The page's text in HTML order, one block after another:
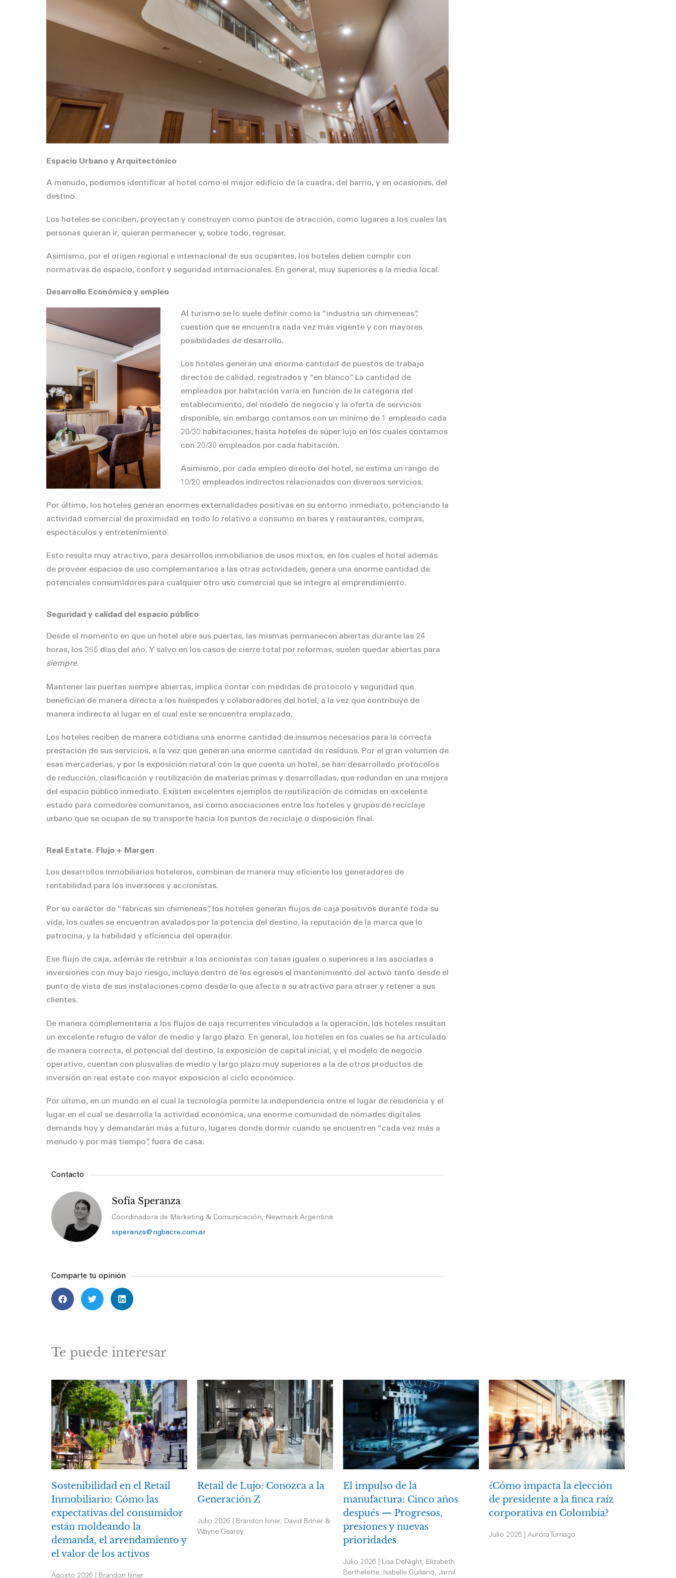
Espacio Urbano y Arquitectónico
A menudo, podemos identificar al hotel como el mejor edificio de la cuadra, del barrio, y en ocasiones, del
destino.
Los hoteles se conciben, proyectan y construyen como puntos de atracción, como lugares a los cuales las
personas quieran ir, quieran permanecer y, sobre todo, regresar.
Asimismo, por el origen regional e internacional de sus ocupantes, los hoteles deben cumplir con
normativas de espacio, confort y seguridad internacionales. En general, muy superiores a la media local.
Desarrollo Económico y empleo
Al turismo se lo suele definir como la “industria sin chimeneas”,
cuestión que se encuentra cada vez más vigente y con mayores
posibilidades de desarrollo.
Los hoteles generan una enorme cantidad de puestos de trabajo
directos de calidad, registrados y “en blanco”. La cantidad de
empleados por habitación varía en función de la categoría del
establecimiento, del modelo de negocio y la oferta de servicios
disponible, sin embargo contamos con un mínimo de 1 empleado cada
20/30 habitaciones, hasta hoteles de súper lujo en los cuales contamos
con 20/30 empleados por cada habitación.
Asimismo, por cada empleo directo del hotel, se estima un rango de
10/20 empleados indirectos relacionados con diversos servicios.
Por último, los hoteles generan enormes externalidades positivas en su entorno inmediato, potenciando la
actividad comercial de proximidad en todo lo relativo a consumo en bares y restaurantes, compras,
espectáculos y entretenimiento.
Esto resulta muy atractivo, para desarrollos inmobiliarios de usos mixtos, en los cuales el hotel además
de proveer espacios de uso complementarios a las otras actividades, genera una enorme cantidad de
potenciales consumidores para cualquier otro uso comercial que se integre al emprendimiento.
Seguridad y calidad del espacio público
Desde el momento en que un hotel abre sus puertas, las mismas permanecen abiertas durante las 24
horas, los 365 días del año. Y salvo en los casos de cierre total por reformas, suelen quedar abiertas para
siempre.
Mantener las puertas siempre abiertas, implica contar con medidas de protocolo y seguridad que
benefician de manera directa a los huéspedes y colaboradores del hotel, a la vez que contribuye de
manera indirecta al lugar en el cual este se encuentra emplazado.
Los hoteles reciben de manera cotidiana una enorme cantidad de insumos necesarios para la correcta
prestación de sus servicios, a la vez que generan una enorme cantidad de residuos. Por el gran volumen de
esas mercaderías, y por la exposición natural con la que cuenta un hotel, se han desarrollado protocolos
de reducción, clasificación y reutilización de materias primas y desarrolladas, que redundan en una mejora
del espacio público inmediato. Existen excelentes ejemplos de reutilización de comidas en excelente
estado para comedores comunitarios, así como asociaciones entre los hoteles y grupos de reciclaje
urbano que se ocupan de su transporte hacia los puntos de reciclaje o disposición final.
Real Estate. Flujo + Margen
Los desarrollos inmobiliarios hoteleros, combinan de manera muy eficiente los generadores de
rentabilidad para los inversores y accionistas.
Por su carácter de “fábricas sin chimeneas”, los hoteles generan flujos de caja positivos durante toda su
vida, los cuales se encuentran avalados por la potencia del destino, la reputación de la marca que lo
patrocina, y la habilidad y eficiencia del operador.
Ese flujo de caja, además de retribuir a los accionistas con tasas iguales o superiores a las asociadas a
inversiones con muy bajo riesgo, incluye dentro de los egresos el mantenimiento del activo tanto desde el
punto de vista de sus instalaciones como desde lo que afecta a su atractivo para atraer y retener a sus
clientes.
De manera complementaria a los flujos de caja recurrentes vinculados a la operación, los hoteles resultan
un excelente refugio de valor de medio y largo plazo. En general, los hoteles en los cuales se ha articulado
de manera correcta, el potencial del destino, la exposición de capital inicial, y el modelo de negocio
operativo, cuentan con plusvalías de medio y largo plazo muy superiores a la de otros productos de
inversión en real estate con mayor exposición al ciclo económico.
Por último, en un mundo en el cual la tecnología permite la independencia entre el lugar de residencia y el
lugar en el cual se desarrolla la actividad económica, una enorme comunidad de nómades digitales
demanda hoy y demandarán más a futuro, lugares donde dormir cuando se encuentren “cada vez más a
menudo y por más tiempo”, fuera de casa.
Contacto
Sofía Speranza
Coordinadora de Marketing & Comunicación, Newmark Argentina
ssperanza@ngbacre.com.ar
Comparte tu opinión
Te puede interesar
Sostenibilidad en el Retail
Inmobiliario: Cómo las
expectativas del consumidor
están moldeando la
demanda, el arrendamiento y
el valor de los activos
Agosto 2026 | Brandon Isner
Retail de Lujo: Conozca a la
Generación Z
Julio 2026 | Brandon Isner, David Bitner &
Wayne Gearey
El impulso de la
manufactura: Cinco años
después — Progresos,
presiones y nuevas
prioridades
Julio 2026 | Lisa DeNight, Elizabeth
Berthelette, Isabelle Guiliano, Jamil
¿Cómo impacta la elección
de presidente a la finca raíz
corporativa en Colombia?
Julio 2026 | Aurora Turriago